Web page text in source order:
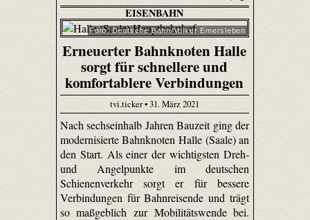
EISENBAHN
Foto: Deutsche Bahn/Volker Emersleben
Erneuerter Bahnknoten Halle
sorgt für schnellere und
komfortablere Verbindungen
tvi.ticker • 31. März 2021
Nach sechseinhalb Jahren Bauzeit ging der
modernisierte Bahnknoten Halle (Saale) an
den Start. Als einer der wichtigsten Dreh-
und Angelpunkte im deutschen
Schienenverkehr sorgt er für bessere
Verbindungen für Bahnreisende und trägt
so maßgeblich zur Mobilitätswende bei.